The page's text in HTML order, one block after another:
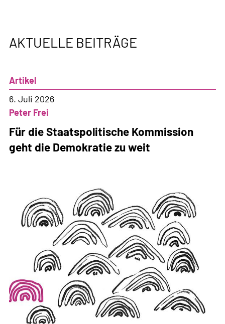
AKTUELLE BEITRÄGE
Artikel
6. Juli 2026
Peter Frei
Für die Staatspolitische Kommission
geht die Demokratie zu weit